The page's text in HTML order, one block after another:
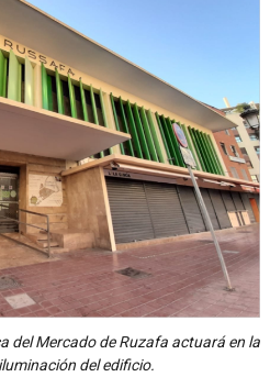
del Mercado de Ruzafa actuará en la
del edificio.